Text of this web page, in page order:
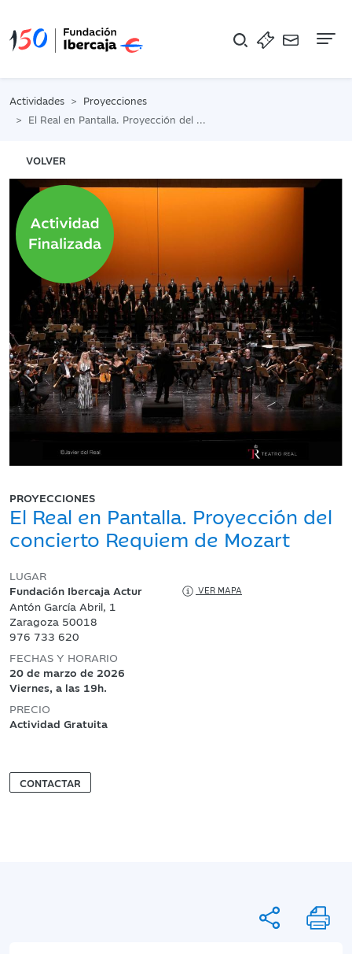
Actividades
Proyecciones
El Real en Pantalla. Proyección del concierto Requiem de Mozart
VOLVER
PROYECCIONES
El Real en Pantalla. Proyección del
concierto Requiem de Mozart
LUGAR
Fundación Ibercaja Actur
VER MAPA
Antón García Abril, 1
Zaragoza 50018
976 733 620
FECHAS Y HORARIO
20 de marzo de 2026
Viernes, a las 19h.
PRECIO
Actividad Gratuita
CONTACTAR